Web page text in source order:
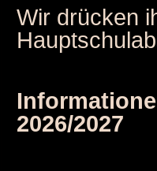
Wir drücken
2026/2027